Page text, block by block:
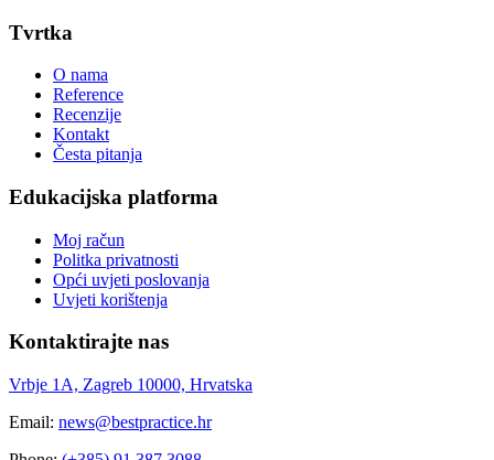
Tvrtka
O nama
Reference
Recenzije
Kontakt
Česta pitanja
Edukacijska platforma
Moj račun
Politka privatnosti
Opći uvjeti poslovanja
Uvjeti korištenja
Kontaktirajte nas
Vrbje 1A, Zagreb 10000, Hrvatska
Email: news@bestpractice.hr